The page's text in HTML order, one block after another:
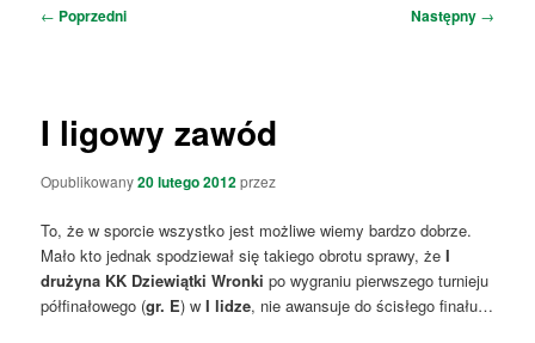
Nawigacja
← Poprzedni Następny →
I ligowy zawód
Opublikowany20 lutego 2012przez
To, że w sporcie wszystko jest możliwe wiemy bardzo dobrze.
Mało kto jednak spodziewał się takiego obrotu sprawy, żeI
drużyna KK Dziewiątki Wronki po wygraniu pierwszego turnieju
półfinałowego (gr. E) wI lidze, nie awansuje do ścisłego finału…